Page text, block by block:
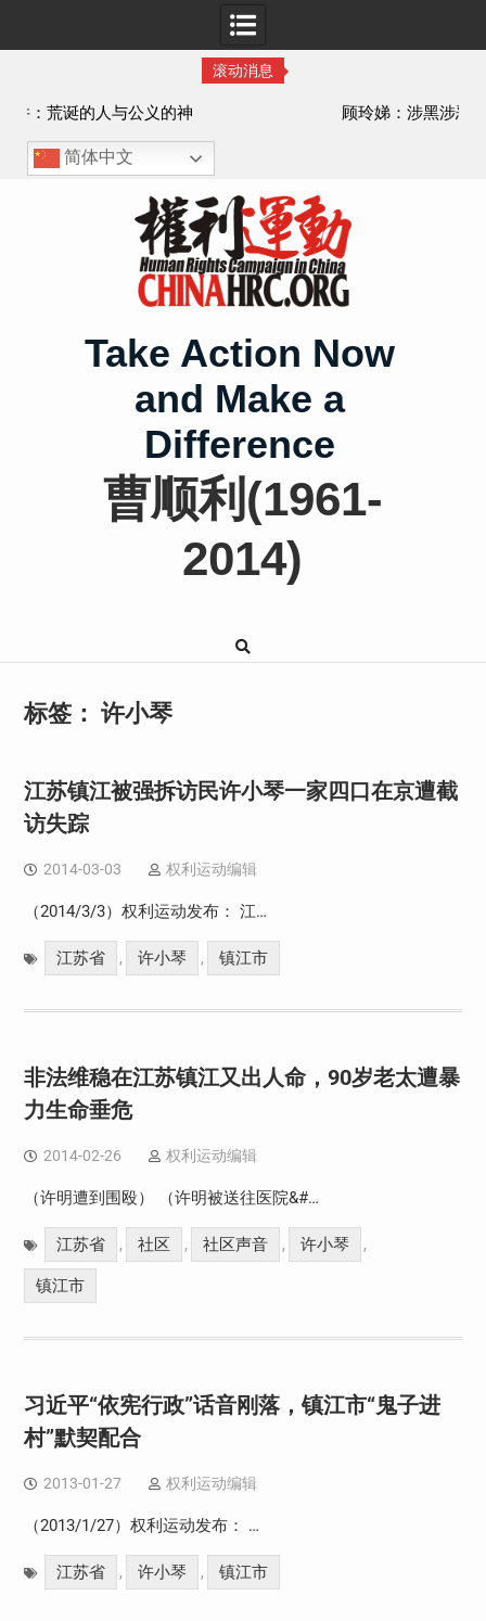
滚动消息
顾玲娣：涉黑涉恶刑事报案信
简体中文
Take Action Now
and Make a
Difference
曹顺利(1961-
2014)
标签： 许小琴
江苏镇江被强拆访民许小琴一家四口在京遭截
访失踪
2014-03-03 权利运动编辑
（2014/3/3）权利运动发布： 江…
江苏省 , 许小琴 , 镇江市
非法维稳在江苏镇江又出人命，90岁老太遭暴
力生命垂危
2014-02-26 权利运动编辑
（许明遭到围殴） （许明被送往医院&#…
江苏省 , 社区 , 社区声音 , 许小琴 ,
镇江市
习近平“依宪行政”话音刚落，镇江市“鬼子进
村”默契配合
2013-01-27 权利运动编辑
（2013/1/27）权利运动发布： …
江苏省 , 许小琴 , 镇江市